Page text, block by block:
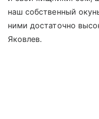
наш собственный
ними достаточно
Яковлев.